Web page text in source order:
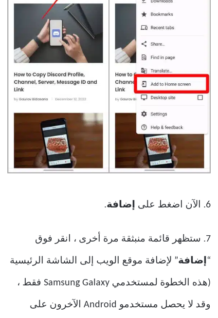
6. الآن اضغط على إضافة.
7. ستظهر قائمة منبثقة مرة أخرى ، انقر فوق
“ إضافة” لإضافة موقع الويب إلى الشاشة الرئيسية
(هذه الخطوة لمستخدمي Samsung Galaxy فقط ،
وقد لا يحصل مستخدمو Android الآخرون على